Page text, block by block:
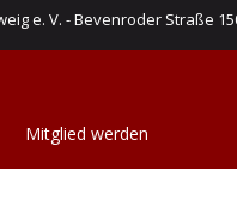
e. V. - Bevenroder Straße
Mitglied werden